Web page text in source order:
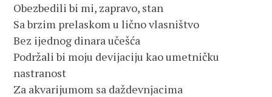
Obezbedili bi mi, zapravo, stan
Sa brzim prelaskom u lično vlasništvo
Bez ijednog dinara učešća
Podržali bi moju devijaciju kao umetničku
nastranost
Za akvarijumom sa daždevnjacima